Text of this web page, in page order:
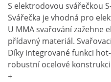
S elektrodovou svářečkou
Svářečka je vhodná pro
U MMA svařování zažehne
přídavný materiál.
Díky integrované funkci
robustní ocelové konstrukci
+